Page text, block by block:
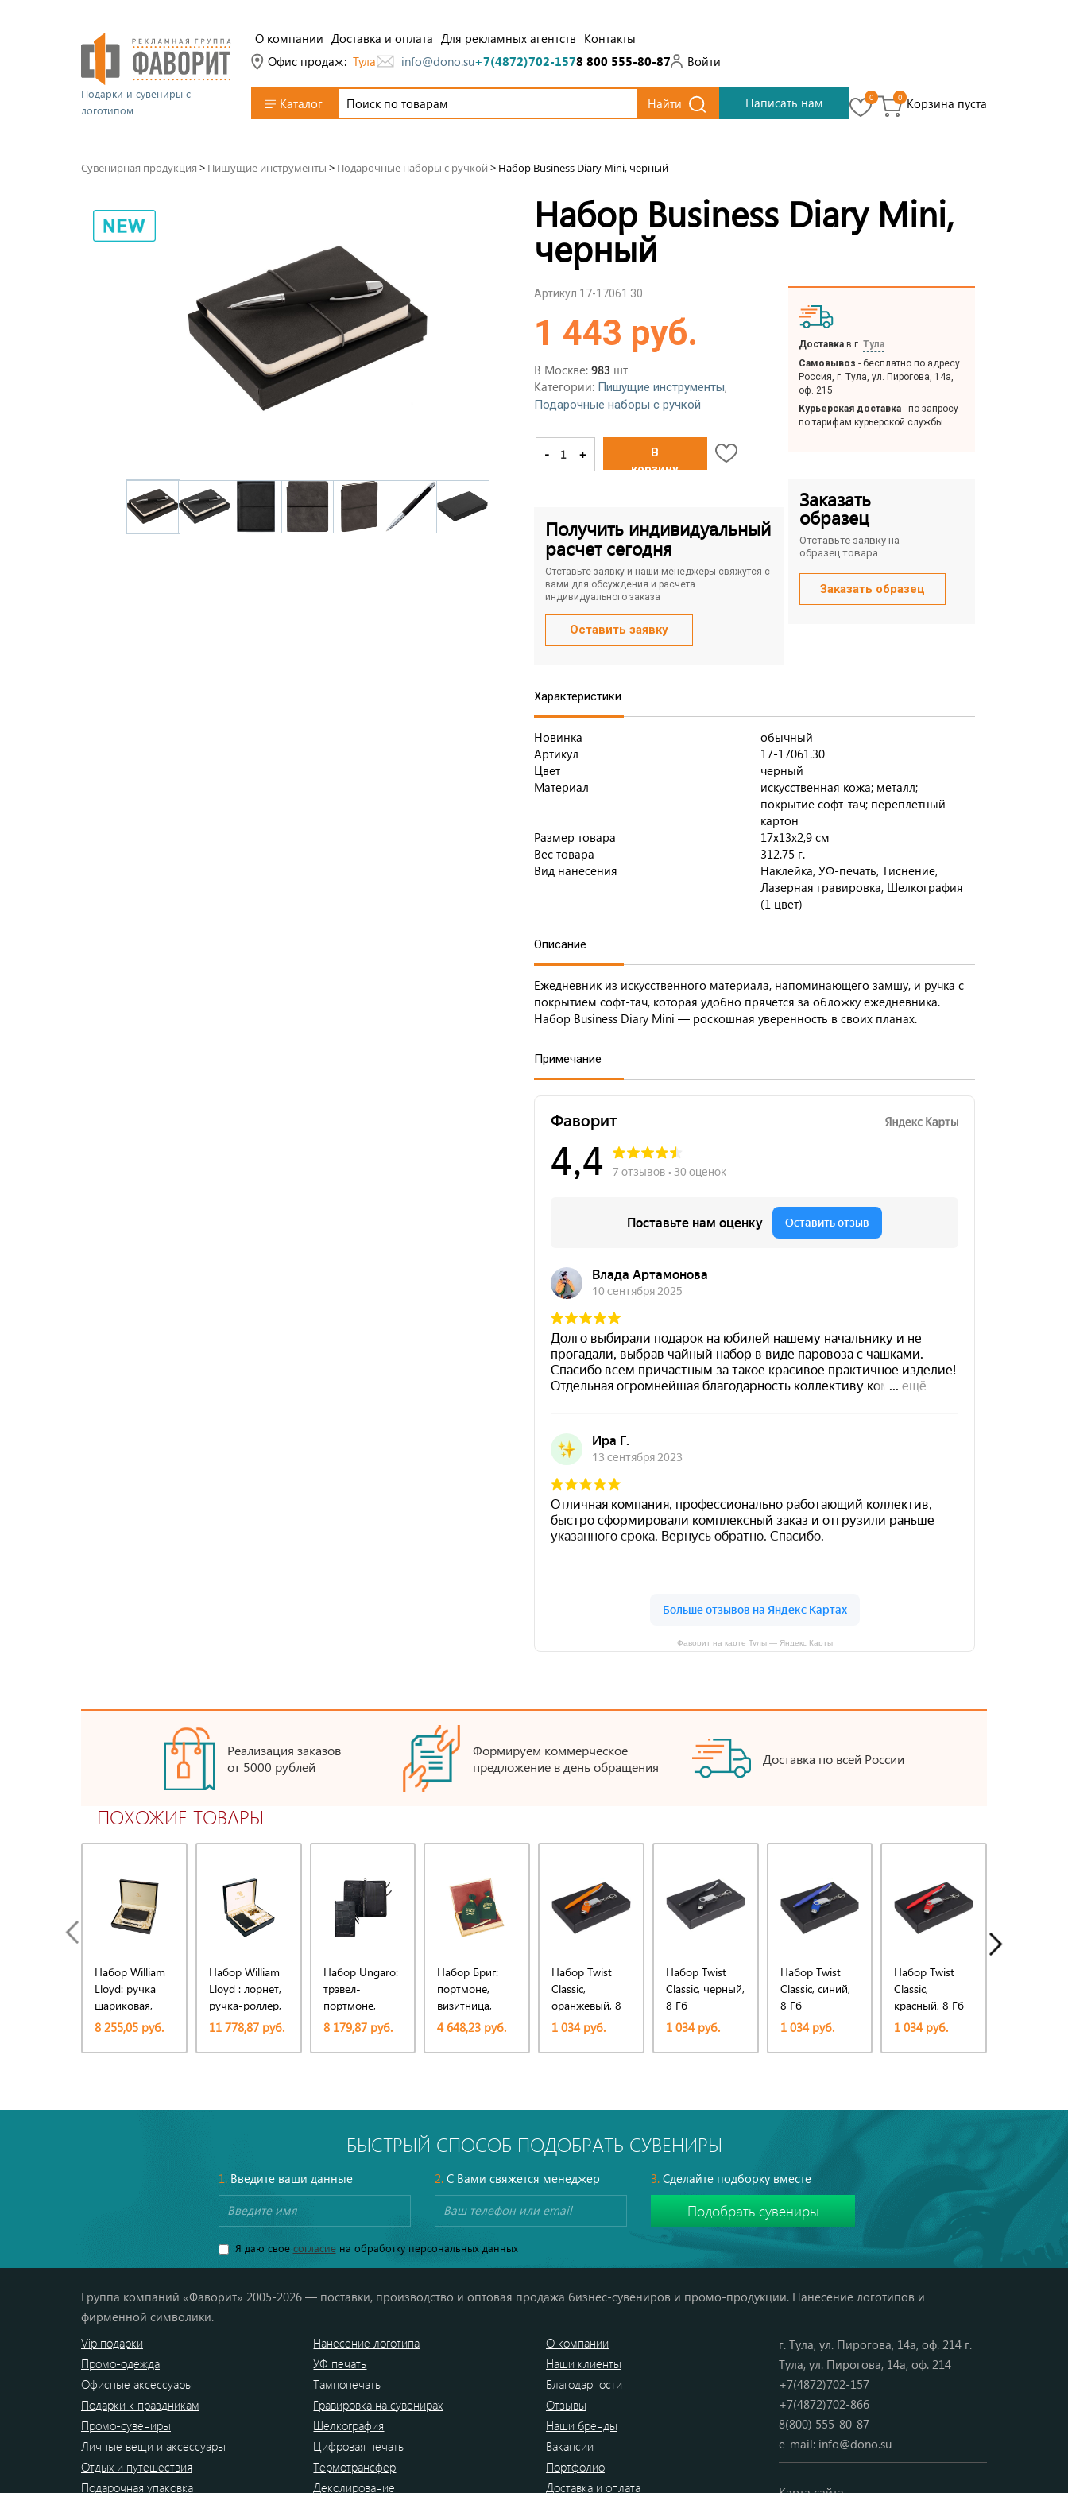
Подарки и сувениры с
логотипом
О компании Доставка и оплата Для рекламных агентств Контакты
Офис продаж: Тула info@dono.su+7(4872)702-1578 800 555-80-87 Войти
Каталог Найти Написать нам 0 0 Корзина пуста
Сувенирная продукция > Пишущие инструменты > Подарочные наборы с ручкой > Набор Business Diary Mini, черный
Набор Business Diary Mini,
черный
Артикул 17-17061.30
1 443 руб.
В Москве: 983 шт
Категории: Пишущие инструменты,
Подарочные наборы с ручкой
- +
В
корзину
Получить индивидуальный
расчет сегодня
Отставьте заявку и наши менеджеры свяжутся с
вами для обсуждения и расчета
индивидуального заказа
Оставить заявку
Доставка в г. Тула
Самовывоз - бесплатно по адресу
Россия, г. Тула, ул. Пирогова, 14а,
оф. 215
Курьерская доставка - по запросу
по тарифам курьерской службы
Заказать
образец
Отставьте заявку на
образец товара
Заказать образец
Характеристики
Новинка
обычный
Артикул
17-17061.30
Цвет
черный
Материал
искусственная кожа; металл;
покрытие софт-тач; переплетный
картон
Размер товара
17х13х2,9 см
Вес товара
312.75 г.
Вид нанесения
Наклейка, УФ-печать, Тиснение,
Лазерная гравировка, Шелкография
(1 цвет)
Описание
Ежедневник из искусственного материала, напоминающего замшу, и ручка с
покрытием софт-тач, которая удобно прячется за обложку ежедневника.
Набор Business Diary Mini — роскошная уверенность в своих планах.
Примечание
Фаворит на карте Тулы — Яндекс Карты
Реализация заказов
от 5000 рублей
Формируем коммерческое
предложение в день обращения
Доставка по всей России
ПОХОЖИЕ ТОВАРЫ
Набор William
Lloyd: ручка
шариковая,
трэвел-
портмоне
8 255,05 руб.
Набор William
Lloyd : лорнет,
ручка-роллер,
трэвел-
портмоне на
молнии
11 778,87 руб.
Набор Ungaro:
трэвел-
портмоне,
ручка
шариковая
8 179,87 руб.
Набор Бриг:
портмоне,
визитница,
ручка
шариковая
Бриг
4 648,23 руб.
Набор Twist
Classic,
оранжевый, 8
Гб
1 034 руб.
Набор Twist
Classic, черный,
8 Гб
1 034 руб.
Набор Twist
Classic, синий,
8 Гб
1 034 руб.
Набор Twist
Classic,
красный, 8 Гб
1 034 руб.
БЫСТРЫЙ СПОСОБ ПОДОБРАТЬ СУВЕНИРЫ
1.Введите ваши данные 2.С Вами свяжется менеджер 3. Сделайте подборку вместе
Я даю свое согласиена обработку персональных данных
Группа компаний «Фаворит» 2005-2026 — поставки, производство и оптовая продажа бизнес-сувениров и промо-продукции. Нанесение логотипов и
фирменной символики.
Vip подарки
Промо-одежда
Офисные аксессуары
Подарки к праздникам
Промо-сувениры
Личные вещи и аксессуары
Отдых и путешествия
Подарочная упаковка
Нанесение логотипа
УФ печать
Тампопечать
Гравировка на сувенирах
Шелкография
Цифровая печать
Термотрансфер
Деколирование
О компании
Наши клиенты
Благодарности
Отзывы
Наши бренды
Вакансии
Портфолио
Доставка и оплата
г. Тула, ул. Пирогова, 14а, оф. 214 г.
Тула, ул. Пирогова, 14а, оф. 214
+7(4872)702-157
+7(4872)702-866
8(800) 555-80-87
e-mail: info@dono.su